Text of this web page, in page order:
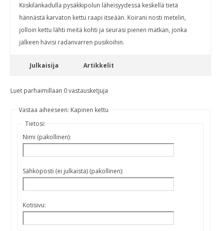
Kiiskilänkadulla pysäkkipolun läheisyydessä keskellä tietä
hännästä karvaton kettu raapi itseään. Koirani nosti metelin,
jolloin kettu lähti meitä kohti ja seurasi pienen matkan, jonka
jälkeen hävisi radanvarren pusikoihin.
Julkaisija Artikkelit
Luet parhaimillaan 0 vastausketjuja
Vastaa aiheeseen: Kapinen kettu
Tietosi:
Nimi (pakollinen):
Sähköposti (ei julkaista) (pakollinen):
Kotisivu: